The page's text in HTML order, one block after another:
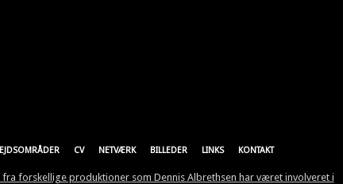
CV NETVÆRK BILLEDER LINKS KONTAKT
fra forskellige produktioner som Dennis Albrethsen har været involveret i